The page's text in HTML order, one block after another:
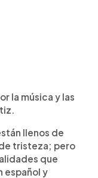
la música y las
llenos de
tristeza; pero
que
español y